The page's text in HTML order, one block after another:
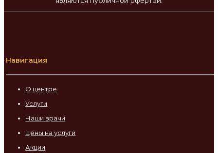
Навигация
О центре
Услуги
Наши врачи
Цены на услуги
Акции